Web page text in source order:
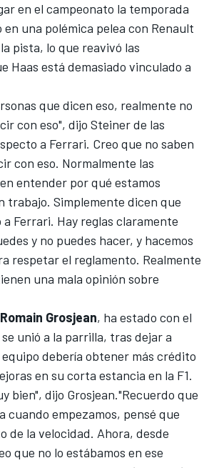
en el campeonato la temporada
en una polémica pelea con Renault
pista, lo que reavivó las
Haas está demasiado vinculado a
que dicen eso, realmente no
con eso", dijo Steiner de las
a Ferrari. Creo que no saben
con eso. Normalmente las
entender por qué estamos
trabajo. Simplemente dicen que
Ferrari. Hay reglas claramente
y no puedes hacer, y hacemos
respetar el reglamento. Realmente
una mala opinión sobre
Romain Grosjean, ha estado con el
unió a la parrilla, tras dejar a
equipo debería obtener más crédito
en su corta estancia en la F1.
bien", dijo Grosjean."Recuerdo que
cuando empezamos, pensé que
de la velocidad. Ahora, desde
que no lo estábamos en ese